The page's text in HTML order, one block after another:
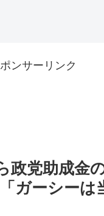
された夫婦としての
ンサーリンク
政党助成金
ガーシーは